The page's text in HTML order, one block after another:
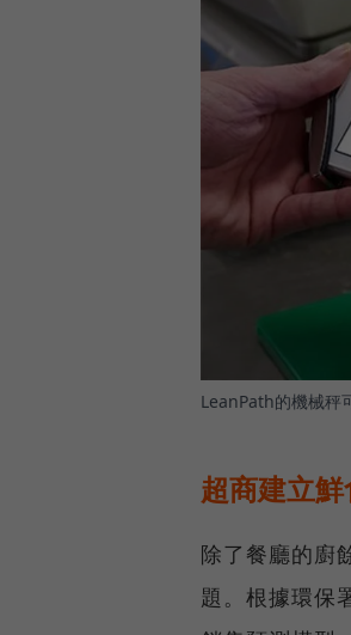
LeanPath的機械秤
超商建立
除了餐廳的廚
題。根據環保